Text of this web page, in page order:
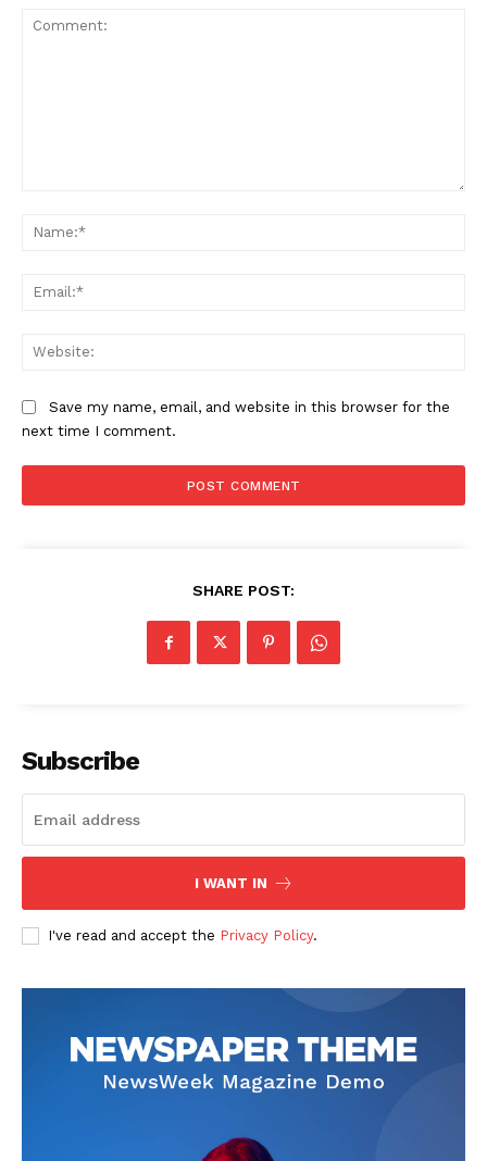
Save my name, email, and website in this browser for the
next time I comment.
SHARE POST:
Subscribe
I WANT IN
I've read and accept the Privacy Policy.